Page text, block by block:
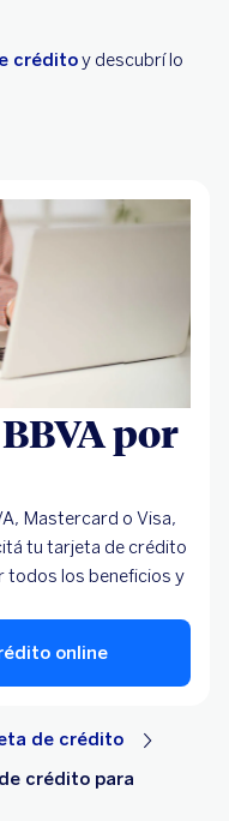
créditoy descubrí lo
por
Mastercard o Visa,
tu tarjeta de crédito
todos los beneficios y
online
de crédito
crédito para